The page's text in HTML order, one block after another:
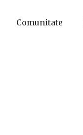
Comunitate